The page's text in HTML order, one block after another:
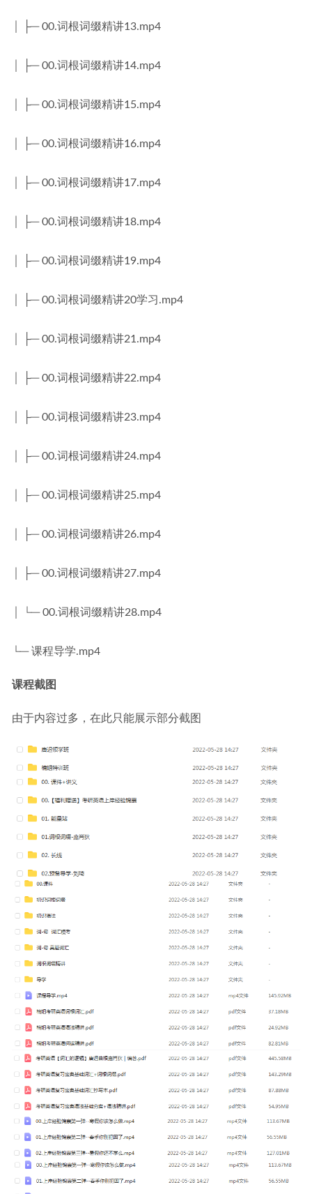
│ ├─ 00.词根词缀精讲13.mp4
│ ├─ 00.词根词缀精讲14.mp4
│ ├─ 00.词根词缀精讲15.mp4
│ ├─ 00.词根词缀精讲16.mp4
│ ├─ 00.词根词缀精讲17.mp4
│ ├─ 00.词根词缀精讲18.mp4
│ ├─ 00.词根词缀精讲19.mp4
│ ├─ 00.词根词缀精讲20学习.mp4
│ ├─ 00.词根词缀精讲21.mp4
│ ├─ 00.词根词缀精讲22.mp4
│ ├─ 00.词根词缀精讲23.mp4
│ ├─ 00.词根词缀精讲24.mp4
│ ├─ 00.词根词缀精讲25.mp4
│ ├─ 00.词根词缀精讲26.mp4
│ ├─ 00.词根词缀精讲27.mp4
│ └─ 00.词根词缀精讲28.mp4
└─ 课程导学.mp4
课程截图
由于内容过多，在此只能展示部分截图